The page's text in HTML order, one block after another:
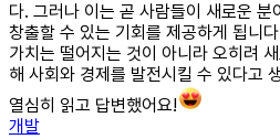
다. 그러나 이는 곧 사람들이 새로운
창출할 수 있는 기회를 제공하게 됩니
가치는 떨어지는 것이 아니라 오히려
해 사회와 경제를 발전시킬 수 있다고
열심히 읽고 답변했어요!
개발